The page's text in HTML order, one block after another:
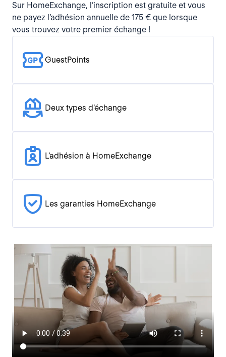
Sur HomeExchange, l’inscription est gratuite et vous
ne payez l’adhésion annuelle de 175 € que lorsque
vous trouvez votre premier échange !
GuestPoints
Deux types d'échange
L'adhésion à HomeExchange
Les garanties HomeExchange